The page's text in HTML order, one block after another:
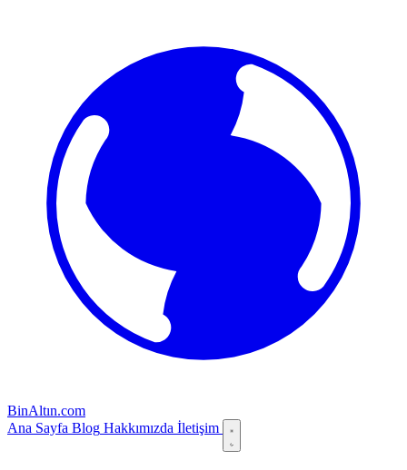
BinAltın.com
Ana Sayfa Blog Hakkımızda İletişim